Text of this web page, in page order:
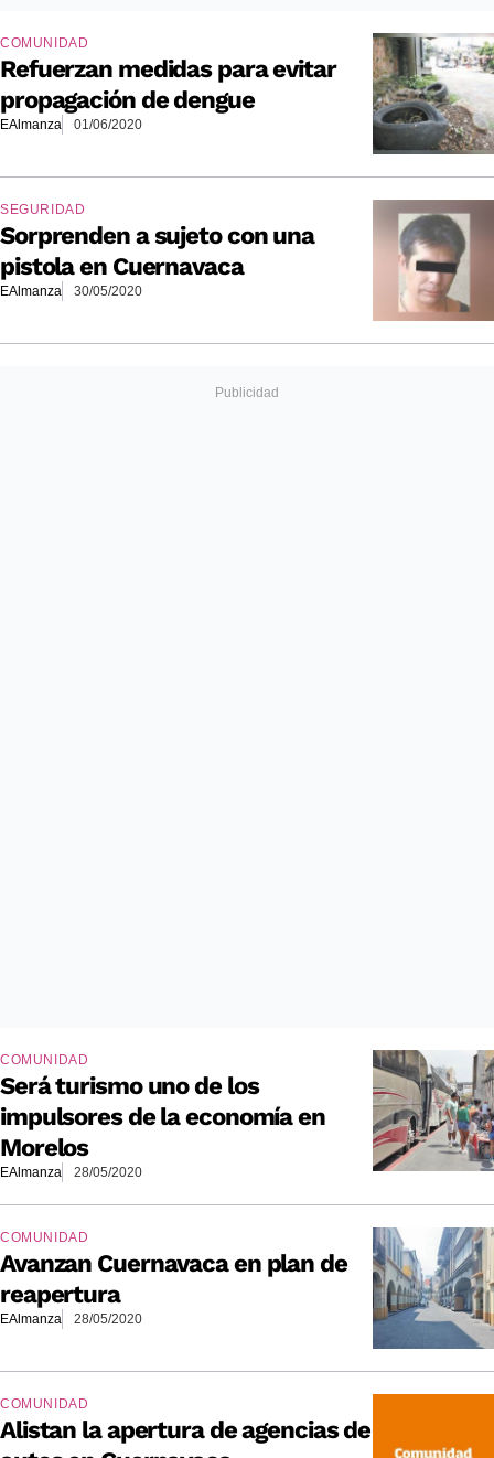
COMUNIDAD
Refuerzan medidas para evitar
propagación de dengue
EAlmanza 01/06/2020
SEGURIDAD
Sorprenden a sujeto con una
pistola en Cuernavaca
EAlmanza 30/05/2020
COMUNIDAD
Será turismo uno de los
impulsores de la economía en
Morelos
EAlmanza 28/05/2020
COMUNIDAD
Avanzan Cuernavaca en plan de
reapertura
EAlmanza 28/05/2020
COMUNIDAD
Alistan la apertura de agencias de